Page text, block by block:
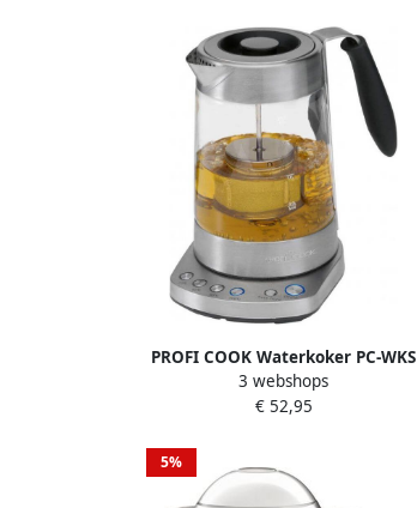
PROFI COOK Waterkoker PC-WKS
1020 G 1 7 l met theefunctie
3 webshops
€ 52,95
5%